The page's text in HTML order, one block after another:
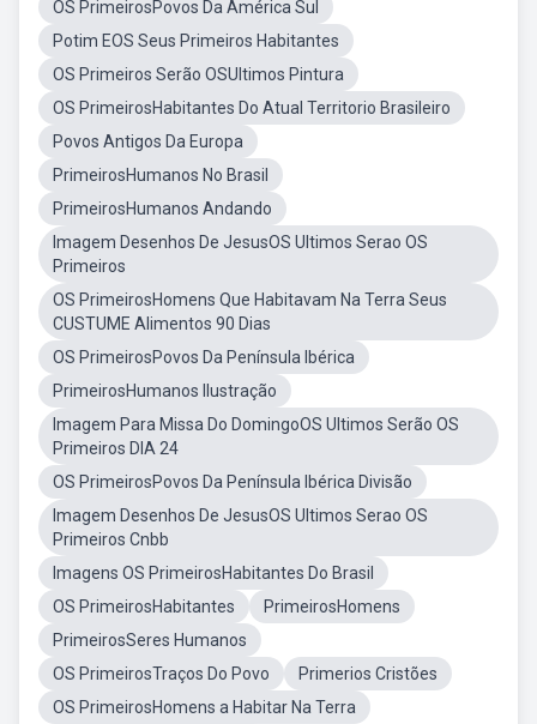
OS PrimeirosPovos Da América Sul
Potim EOS Seus Primeiros Habitantes
OS Primeiros Serão OSUltimos Pintura
OS PrimeirosHabitantes Do Atual Territorio Brasileiro
Povos Antigos Da Europa
PrimeirosHumanos No Brasil
PrimeirosHumanos Andando
Imagem Desenhos De JesusOS Ultimos Serao OS
Primeiros
OS PrimeirosHomens Que Habitavam Na Terra Seus
CUSTUME Alimentos 90 Dias
OS PrimeirosPovos Da Península Ibérica
PrimeirosHumanos Ilustração
Imagem Para Missa Do DomingoOS Ultimos Serão OS
Primeiros DIA 24
OS PrimeirosPovos Da Península Ibérica Divisão
Imagem Desenhos De JesusOS Ultimos Serao OS
Primeiros Cnbb
Imagens OS PrimeirosHabitantes Do Brasil
OS PrimeirosHabitantes
PrimeirosHomens
PrimeirosSeres Humanos
OS PrimeirosTraços Do Povo
Primerios Cristões
OS PrimeirosHomens a Habitar Na Terra